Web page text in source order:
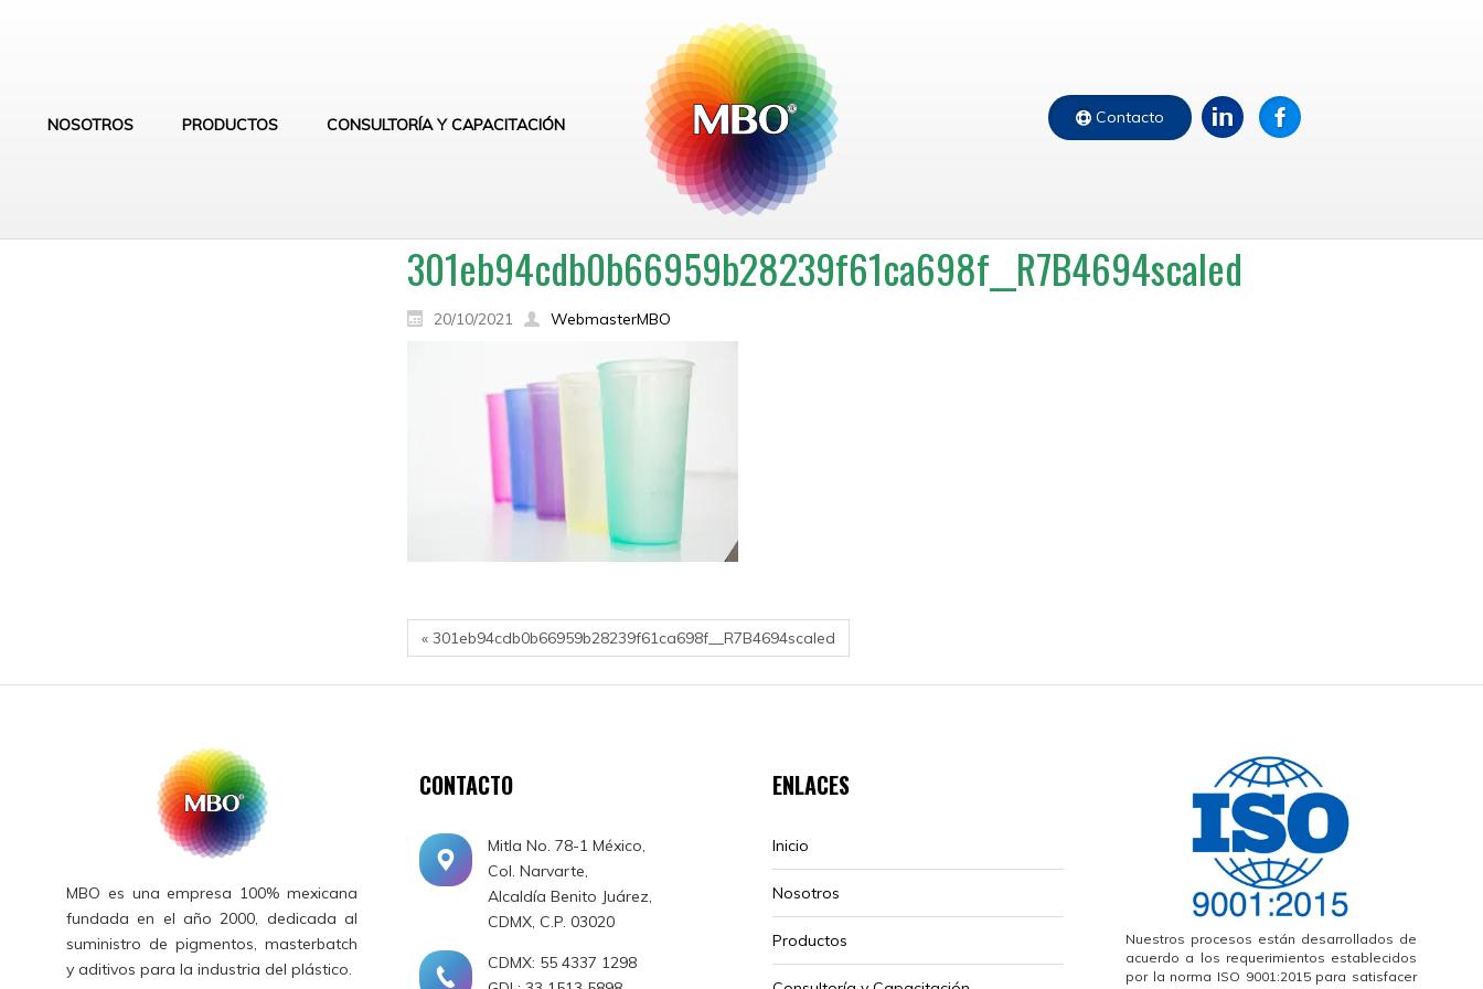
NOSOTROS PRODUCTOS CONSULTORÍA Y CAPACITACIÓN Contacto
301eb94cdb0b66959b28239f61ca698f__R7B4694scaled
20/10/2021 WebmasterMBO
« 301eb94cdb0b66959b28239f61ca698f__R7B4694scaled
MBO es una empresa 100% mexicana
fundada en el año 2000, dedicada al
suministro de pigmentos, masterbatch
y aditivos para la industria del plástico.
CONTACTO
Mitla No. 78-1 México,
Col. Narvarte,
Alcaldía Benito Juárez,
CDMX, C.P. 03020
CDMX: 55 4337 1298
ENLACES
Inicio
Nosotros
Productos
Nuestros procesos están desarrollados de
acuerdo a los requerimientos establecidos
por la norma ISO 9001:2015 para satisfacer